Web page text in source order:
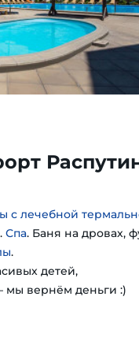
с лечебной
. Спа. Баня на дровах,
.
детей,
мы вернём деньги :)